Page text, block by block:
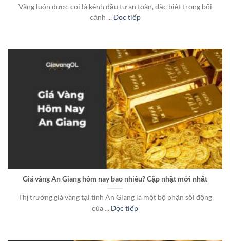
Vàng luôn được coi là kênh đầu tư an toàn, đặc biệt trong bối
cảnh ...Đọc tiếp
Giá vàng An Giang hôm nay bao nhiêu? Cập nhật mới nhất
Thị trường giá vàng tại tỉnh An Giang là một bộ phận sôi động
của ...Đọc tiếp